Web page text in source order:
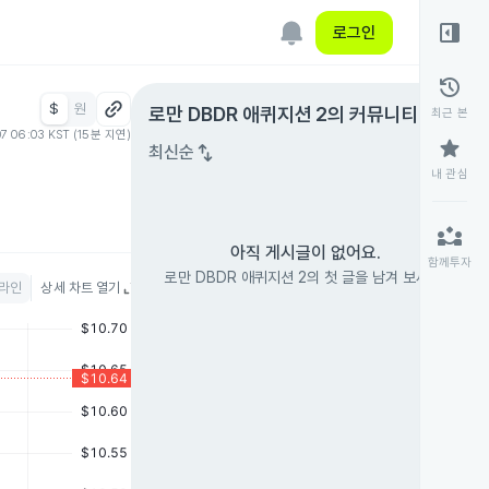
로그인
$ 원
06:03 KST (15분 지연)
라인 상세 차트 열기
로만 DBDR 애퀴지션 2의 커뮤니티 expand_circle_right
최신순 swap_vert
아직 게시글이 없어요.
로만 DBDR 애퀴지션 2의 첫 글을 남겨 보세요.
right_panel_open
history
최근 본
star
내 관심
partner_exchange
함께투자